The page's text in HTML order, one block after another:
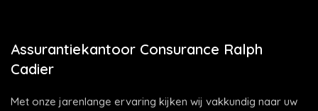
Assurantiekantoor Consurance Ralph
Cadier
Met onze jarenlange ervaring kijken wij vakkundig naar uw